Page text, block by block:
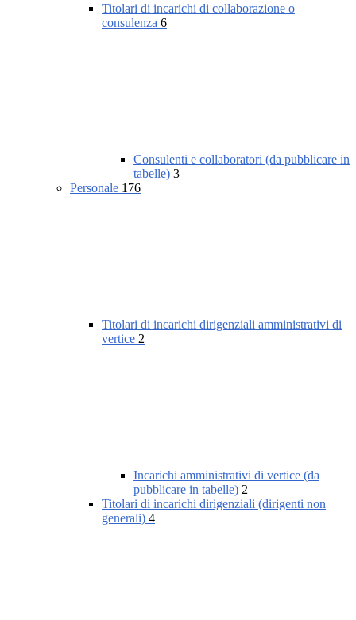
Titolari di incarichi di collaborazione o
consulenza 6
Consulenti e collaboratori (da pubblicare in
tabelle) 3
Personale 176
Titolari di incarichi dirigenziali amministrativi di
vertice 2
Incarichi amministrativi di vertice (da
pubblicare in tabelle) 2
Titolari di incarichi dirigenziali (dirigenti non
generali) 4